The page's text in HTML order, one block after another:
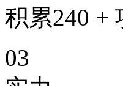
积累240 +
03